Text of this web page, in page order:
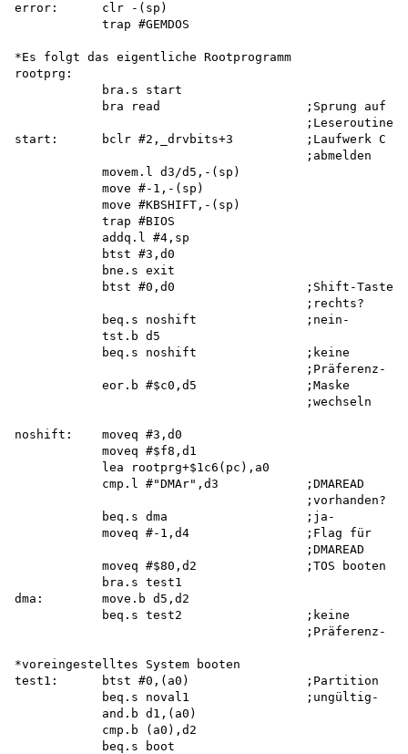
error:      clr -(sp)
            trap #GEMDOS
*Es folgt das eigentliche Rootprogramm
rootprg:
            bra.s start
            bra read                    ;Sprung auf
                                        ;Leseroutine
start:      bclr #2,_drvbits+3          ;Laufwerk C
                                        ;abmelden
            movem.l d3/d5,-(sp)
            move #-1,-(sp)
            move #KBSHIFT,-(sp)
            trap #BIOS
            addq.l #4,sp
            btst #3,d0
            bne.s exit
            btst #0,d0                  ;Shift-Taste
                                        ;rechts?
            beq.s noshift               ;nein-
            tst.b d5
            beq.s noshift               ;keine
                                        ;Präferenz-
            eor.b #$c0,d5               ;Maske
                                        ;wechseln
noshift:    moveq #3,d0
            moveq #$f8,d1
            lea rootprg+$1c6(pc),a0
            cmp.l #"DMAr",d3            ;DMAREAD
                                        ;vorhanden?
            beq.s dma                   ;ja-
            moveq #-1,d4                ;Flag für
                                        ;DMAREAD
            moveq #$80,d2               ;TOS booten
            bra.s test1
dma:        move.b d5,d2
            beq.s test2                 ;keine
                                        ;Präferenz-
*voreingestelltes System booten
test1:      btst #0,(a0)                ;Partition
            beq.s noval1                ;ungültig-
            and.b d1,(a0)
            cmp.b (a0),d2
            beq.s boot